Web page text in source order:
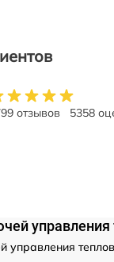
отзывов 5358
управления
управления